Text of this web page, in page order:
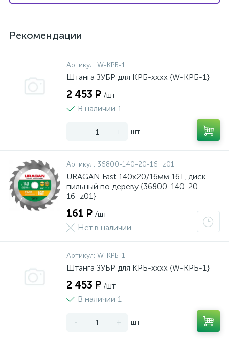
Рекомендации
Артикул: W-КРБ-1
Штанга ЗУБР для КРБ-хххх {W-КРБ-1}
2 453 ₽ /шт
В наличии 1
- + шт
Артикул: 36800-140-20-16_z01
URAGAN Fast 140x20/16мм 16Т, диск
пильный по дереву {36800-140-20-
16_z01}
161 ₽ /шт
Нет в наличии
Артикул: W-КРБ-1
Штанга ЗУБР для КРБ-хххх {W-КРБ-1}
2 453 ₽ /шт
В наличии 1
- + шт